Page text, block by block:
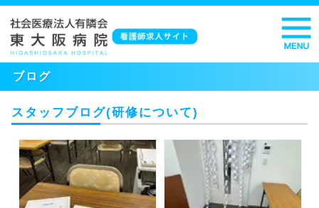
ブログ
スタッフブログ(研修について)